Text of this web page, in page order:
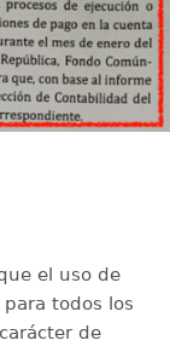
el uso de
todos los
de